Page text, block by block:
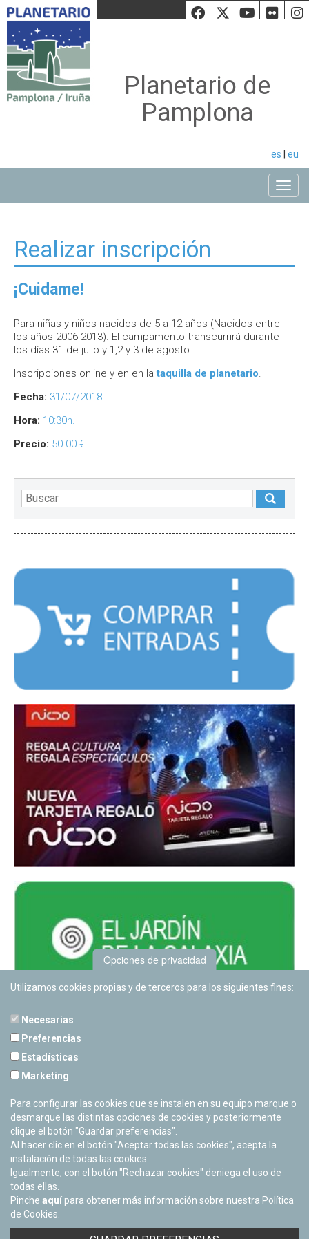
Facebook
Twiiter
Planetario de
Pamplona
es eu
Realizar inscripción
¡Cuidame!
Para niñas y niños nacidos de 5 a 12 años (Nacidos entre
los años 2006-2013). El campamento transcurrirá durante
los días 31 de julio y 1,2 y 3 de agosto.
Inscripciones online y en en lataquilla de planetario.
Fecha: 31/07/2018
Hora: 10:30h.
Precio: 50.00 €
Cerrado Temporalmente
Facebook
Twitter
Youtube
Flickr
Opciones de privacidad
Utilizamos cookies propias y de terceros para los siguientes fines:
Necesarias
Preferencias
Estadísticas
Marketing
Para configurar las cookies que se instalen en su equipo marque o
desmarque las distintas opciones de cookies y posteriormente
clique el botón "Guardar preferencias".
Al hacer clic en el botón "Aceptar todas las cookies", acepta la
instalación de todas las cookies.
Igualmente, con el botón "Rechazar cookies" deniega el uso de
todas ellas.
Pinche aquí para obtener más información sobre nuestra Política
de Cookies.